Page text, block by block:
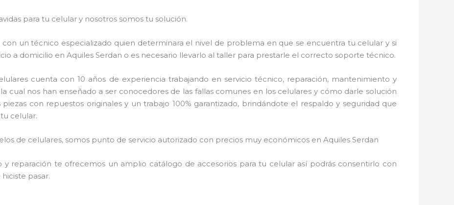
para tu celular y nosotros somos tu solución.
un técnico especializado quien determinara el nivel de problema en que se encuentra tu celular y si
a domicilio en Aquiles Serdan o es necesario llevarlo al taller para prestarle el correcto soporte técnico.
cuenta con 10 años de experiencia trabajando en servicio técnico, reparación, mantenimiento y
cual nos han enseñado a ser conocedores de las fallas comunes en los celulares y cómo darle solución
con repuestos originales y un trabajo 100% garantizado, brindándote el respaldo y seguridad que
celular.
de celulares, somos punto de servicio autorizado con precios muy económicos en Aquiles Serdan
reparación te ofrecemos un amplio catálogo de accesorios para tu celular así podrás consentirlo con
pasar.